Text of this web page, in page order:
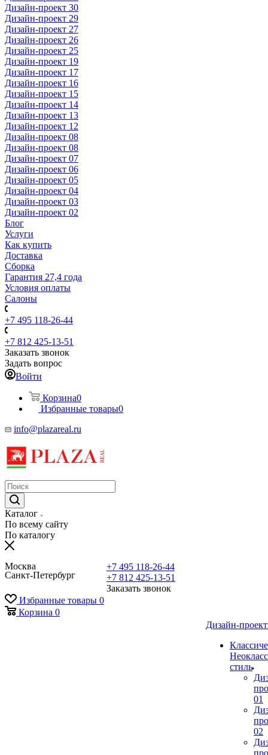
Дизайн-проект 30
Дизайн-проект 29
Дизайн-проект 27
Дизайн-проект 26
Дизайн-проект 25
Дизайн-проект 19
Дизайн-проект 17
Дизайн-проект 16
Дизайн-проект 15
Дизайн-проект 14
Дизайн-проект 13
Дизайн-проект 12
Дизайн-проект 08
Дизайн-проект 08
Дизайн-проект 07
Дизайн-проект 06
Дизайн-проект 05
Дизайн-проект 04
Дизайн-проект 03
Дизайн-проект 02
Блог
Услуги
Как купить
Доставка
Сборка
Гарантия 27,4 года
Условия оплаты
Салоны
+7 495 118-26-44
+7 812 425-13-51
Заказать звонок
Задать вопрос
Войти
Корзина0
Избранные товары0
info@plazareal.ru
Каталог
По всему сайту
По каталогу
Москва
Санкт-Петербург
+7 495 118-26-44
+7 812 425-13-51
Заказать звонок
Избранные товары 0
Корзина 0
Дизайн-
стиль
01
02